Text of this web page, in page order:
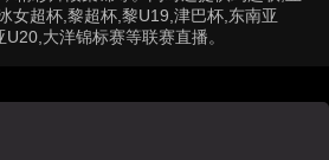
女超杯,黎超杯,黎U19,津巴杯,东南亚
大洋锦标赛等联赛直播。